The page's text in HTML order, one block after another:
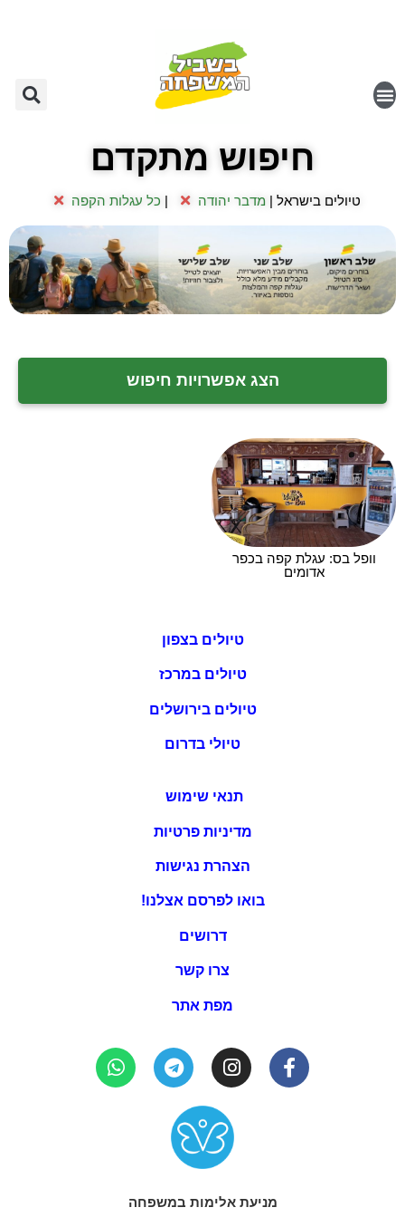
חיפוש מתקדם
טיולים בישראל |מדבר יהודה כל עגלות הקפה
הצג אפשרויות חיפוש
וופל בס: עגלת קפה בכפר
אדומים
טיולים בצפון
טיולים במרכז
טיולים בירושלים
טיולי בדרום
תנאי שימוש
מדיניות פרטיות
הצהרת נגישות
בואו לפרסם אצלנו!
דרושים
צרו קשר
מפת אתר
מניעת אלימות במשפחה